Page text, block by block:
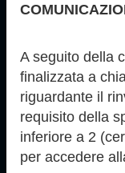
A seguito della
finalizzata a
riguardante il
requisito della
inferiore a 2
per accedere